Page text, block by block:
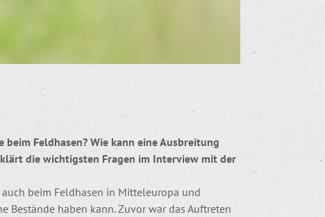
Feldhasen? Wie kann eine Ausbreitung
die wichtigsten Fragen im Interview mit der
beim Feldhasen in Mitteleuropa und
Bestände haben kann. Zuvor war das Auftreten